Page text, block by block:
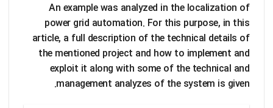
An example was analyzed in the localization of
power grid automation. For this purpose, in this
article, a full description of the technical details of
the mentioned project and how to implement and
exploit it along with some of the technical and
management analyzes of the system is given.